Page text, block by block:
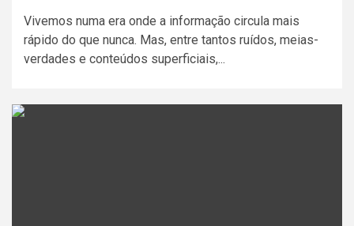
Vivemos numa era onde a informação circula mais
rápido do que nunca. Mas, entre tantos ruídos, meias-
verdades e conteúdos superficiais,...